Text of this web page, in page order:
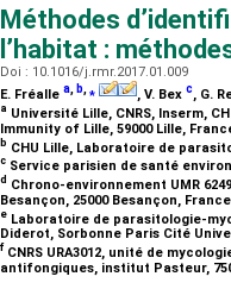
Méthodes
l’habitat :
Doi : 10.1016/j.rmr.2017.01.009
E. Fréalle a, b,⁎ , V. Bex c, G.
a Université Lille, CNRS, Inserm,
Immunity of Lille, 59000 Lille,
b CHU Lille, Laboratoire de
c Service parisien de santé
d Chrono-environnement UMR
Besançon, 25000 Besançon, France
e Laboratoire de parasitologie-
Diderot, Sorbonne Paris Cité
f CNRS URA3012, unité de
antifongiques, institut Pasteur,